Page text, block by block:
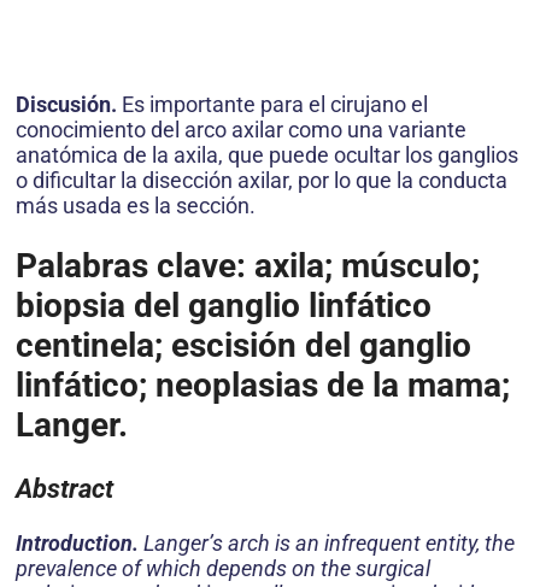
Discusión. Es importante para el cirujano el
conocimiento del arco axilar como una variante
anatómica de la axila, que puede ocultar los ganglios
o dificultar la disección axilar, por lo que la conducta
más usada es la sección.
Palabras clave: axila; músculo;
biopsia del ganglio linfático
centinela; escisión del ganglio
linfático; neoplasias de la mama;
Langer.
Abstract
Introduction. Langer’s arch is an infrequent entity, the
prevalence of which depends on the surgical